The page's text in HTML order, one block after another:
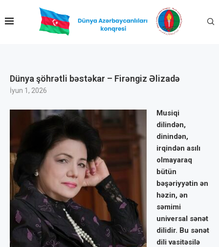
Dünya şöhrətli bəstəkar – Firəngiz Əlizadə
İyun 1, 2026
Musiqi
dilindən,
dinindən,
irqindən asılı
olmayaraq
bütün
bəşəriyyətin ən
həzin, ən
səmimi
universal sənət
dilidir. Bu sənət
dili vasitəsilə